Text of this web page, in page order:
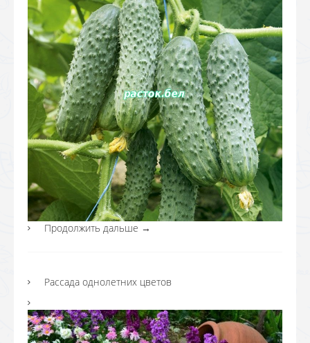
Продолжить дальше →
Рассада однолетних цветов